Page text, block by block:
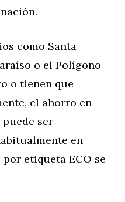
como Santa
o el Polígono
o tienen que
el ahorro en
ser
en
por etiqueta ECO se